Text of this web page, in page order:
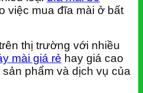
việc mua đĩa mài ở bất
thị trường với nhiều
mài giá rẻ hay giá cao
phẩm và dịch vụ của